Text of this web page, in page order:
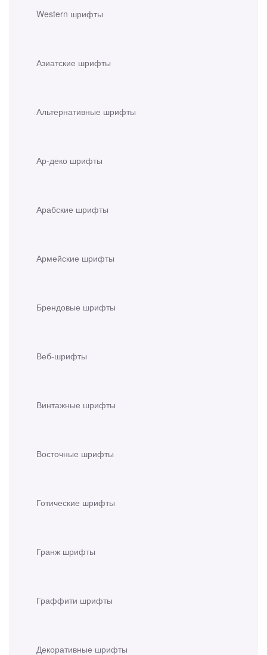
Western шрифты
Азиатские шрифты
Альтернативные шрифты
Ар-деко шрифты
Арабские шрифты
Армейские шрифты
Брендовые шрифты
Веб-шрифты
Винтажные шрифты
Восточные шрифты
Готические шрифты
Гранж шрифты
Граффити шрифты
Декоративные шрифты